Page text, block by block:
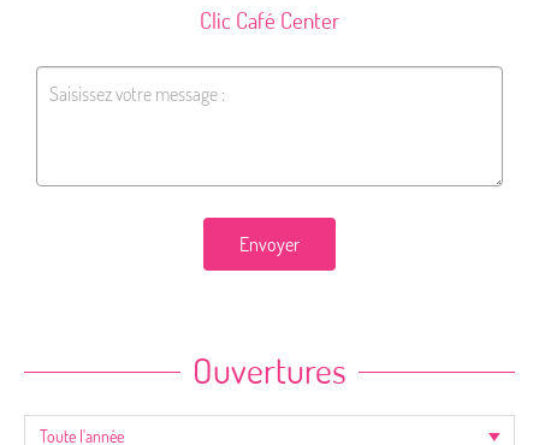
Clic Café Center
Envoyer
Ouvertures